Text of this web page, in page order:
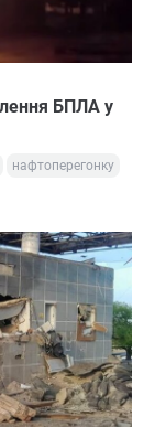
БПЛА у
нафтоперегонку